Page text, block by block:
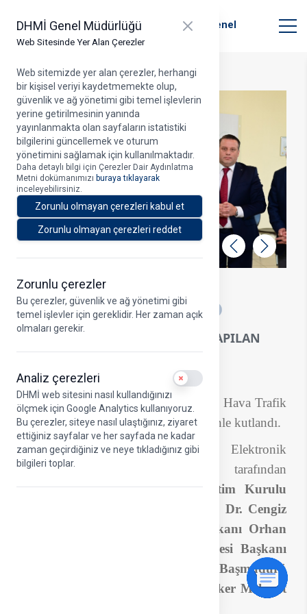
DHMİ Genel Müdürlüğü
Web Sitesinde Yer Alan Çerezler
Close panel
Web sitemizde yer alan çerezler, herhangi
bir kişisel veriyi kaydetmemekte olup,
güvenlik ve ağ yönetimi gibi temel işlevlerin
yerine getirilmesinin yanında
yayınlanmakta olan sayfaların istatistiki
bilgilerini güncellemek ve oturum
yönetimini sağlamak için kullanılmaktadır.
Daha detaylı bilgi için Çerezler Dair Aydınlatma
Metni dokümanımızı buraya tıklayarak
inceleyebilirsiniz.
Zorunlu olmayan çerezleri kabul et
Zorunlu olmayan çerezleri reddet
Zorunlu çerezler
Bu çerezler, güvenlik ve ağ yönetimi gibi
temel işlevler için gereklidir. Her zaman açık
olmaları gerekir.
Analiz çerezleri Use setting
DHMİ web sitesini nasıl kullandığınızı
ölçmek için Google Analytics kullanıyoruz.
Bu çerezler, siteye nasıl ulaştığınız, ziyaret
ettiğiniz sayfalar ve her sayfada ne kadar
zaman geçirdiğiniz ve neye tıkladığınız gibi
bilgileri toplar.
Devlet Hava Meydanları İşletmesi Genel
Müdürlüğü
Geri İleri
A
DÜNYA ATSEP GÜNÜ HTKM'DE YAPILAN
TÖRENLE KUTLANDI
Dünya ATSEP Günü DHMİ Türkiye Hava Trafik
Kontrol Merkezi'nde düzenlenen törenle kutlandı.
Türkiye Hava Trafik Emniyeti Elektronik
Personeli Derneği (ATSEP) tarafından
düzenlenen etkinliğeDHMİ Yönetim Kurulu
Üyesi ve Genel Müdür Yardımcısı Dr. Cengiz
Elektronik Dairesi Başkanı Orhan
Bilgi Teknolojileri Dairesi Başkanı
HTKM Başmüdürü
ATSEP Başkanı İlker Mehmet